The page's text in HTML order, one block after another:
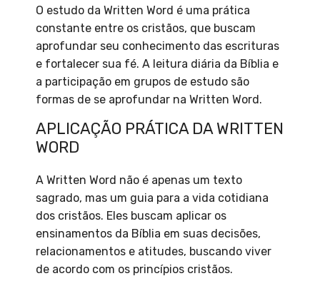
O estudo da Written Word é uma prática
constante entre os cristãos, que buscam
aprofundar seu conhecimento das escrituras
e fortalecer sua fé. A leitura diária da Bíblia e
a participação em grupos de estudo são
formas de se aprofundar na Written Word.
APLICAÇÃO PRÁTICA DA WRITTEN
WORD
A Written Word não é apenas um texto
sagrado, mas um guia para a vida cotidiana
dos cristãos. Eles buscam aplicar os
ensinamentos da Bíblia em suas decisões,
relacionamentos e atitudes, buscando viver
de acordo com os princípios cristãos.